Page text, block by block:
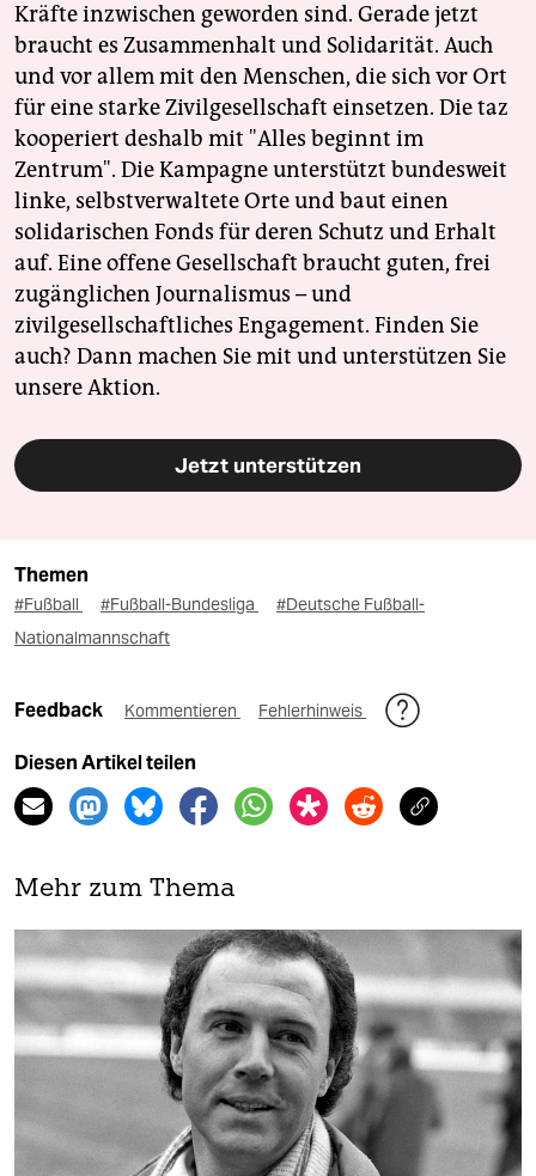
Kräfte inzwischen geworden sind. Gerade jetzt
braucht es Zusammenhalt und Solidarität. Auch
und vor allem mit den Menschen, die sich vor Ort
für eine starke Zivilgesellschaft einsetzen. Die taz
kooperiert deshalb mit "Alles beginnt im
Zentrum". Die Kampagne unterstützt bundesweit
linke, selbstverwaltete Orte und baut einen
solidarischen Fonds für deren Schutz und Erhalt
auf. Eine offene Gesellschaft braucht guten, frei
zugänglichen Journalismus – und
zivilgesellschaftliches Engagement. Finden Sie
auch? Dann machen Sie mit und unterstützen Sie
unsere Aktion.
Jetzt unterstützen
Themen
#Fußball #Fußball-Bundesliga
#Deutsche Fußball-
Nationalmannschaft
Feedback Kommentieren Fehlerhinweis
Diesen Artikel teilen
Mehr zum Thema